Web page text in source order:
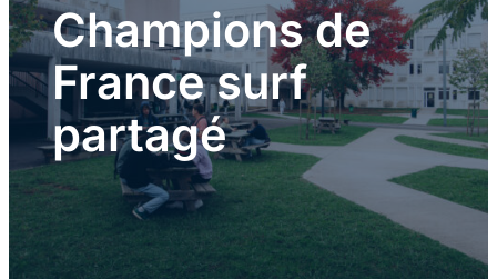
Champions de
France surf
partagé